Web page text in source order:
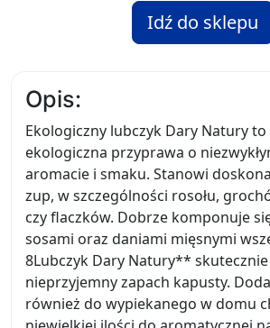
Idź do sklepu
Opis:
Ekologiczny lubczyk Dary Natury to
ekologiczna przyprawa o
aromacie i smaku. Stanowi
zup, w szczególności rosołu,
czy flaczków. Dobrze komponuje
sosami oraz daniami mięsnymi
8Lubczyk Dary Natury**
nieprzyjemny zapach kapusty.
również do wypiekanego w domu